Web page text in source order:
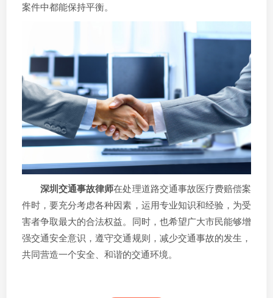
案件中都能保持平衡。
深圳交通事故律师在处理道路交通事故医疗费赔偿案
件时，要充分考虑各种因素，运用专业知识和经验，为受
害者争取最大的合法权益。同时，也希望广大市民能够增
强交通安全意识，遵守交通规则，减少交通事故的发生，
共同营造一个安全、和谐的交通环境。